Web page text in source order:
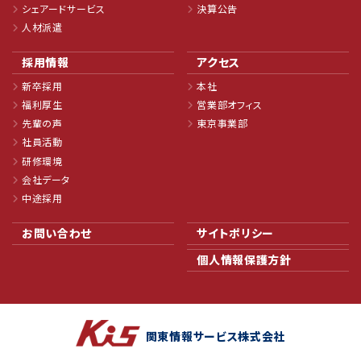
シェアードサービス
人材派遣
決算公告
採用情報
新卒採用
福利厚生
先輩の声
社員活動
研修環境
会社データ
中途採用
アクセス
本社
営業部オフィス
東京事業部
お問い合わせ
サイトポリシー
個人情報保護方針
関東情報サービス株式会社